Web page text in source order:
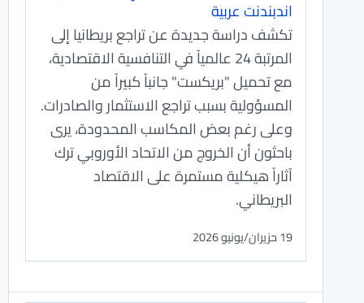
اندبندنت عربية
تكشف دراسة جديدة عن تراجع بريطانيا إلى
المرتبة 24 عالمياً في التنافسية الاقتصادية،
مع تحميل "بريكست" جانباً كبيراً من
المسؤولية بسبب تراجع الاستثمار والصادرات.
وعلى رغم بعض المكاسب المحدودة، يرى
باحثون أن الخروج من الاتحاد الأوروبي ترك
آثاراً هيكلية مستمرة على الاقتصاد
البريطاني.
19 حزيران/يونيو 2026